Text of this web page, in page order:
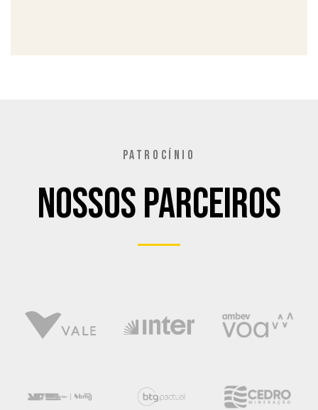
PATROCÍNIO
Nossos Parceiros